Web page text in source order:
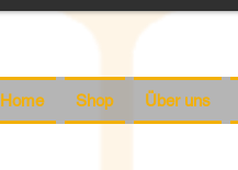
Home Shop Über uns